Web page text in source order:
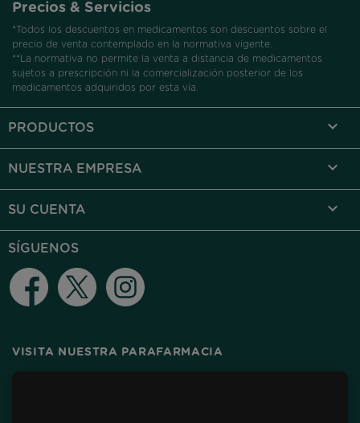
Precios & Servicios
*Todos los descuentos en medicamentos son descuentos sobre el
precio de venta contemplado en la normativa vigente.
**La normativa no permite la venta a distancia de medicamentos
sujetos a prescripción ni la comercialización posterior de los
medicamentos adquiridos por esta vía.
PRODUCTOS 
NUESTRA EMPRESA 
SU CUENTA 
SÍGUENOS
Facebook Twitter
VISITA NUESTRA PARAFARMACIA